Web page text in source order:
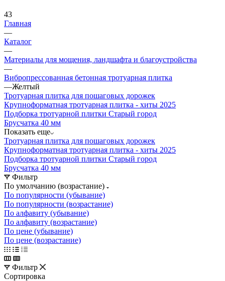
43
Главная
—
Каталог
—
Материалы для мощения, ландшафта и благоустройства
—
Вибропрессованная бетонная тротуарная плитка
—Желтый
Тротуарная плитка для пошаговых дорожек
Крупноформатная тротуарная плитка - хиты 2025
Подборка тротуарной плитки Старый город
Брусчатка 40 мм
Показать еще
Тротуарная плитка для пошаговых дорожек
Крупноформатная тротуарная плитка - хиты 2025
Подборка тротуарной плитки Старый город
Брусчатка 40 мм
Фильтр
По умолчанию (возрастание)
По популярности (убывание)
По популярности (возрастание)
По алфавиту (убывание)
По алфавиту (возрастание)
По цене (убывание)
По цене (возрастание)
Фильтр
Сортировка